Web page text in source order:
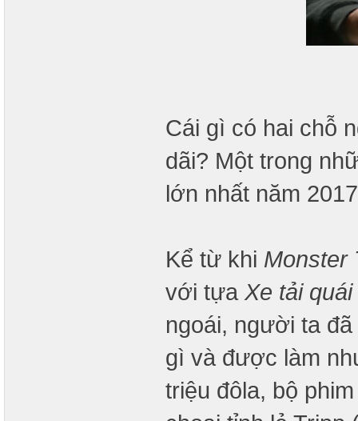
Cái gì có hai chỗ
dãi? Một trong
lớn nhất năm
Kể từ khi Monster
với tựa Xe tải
ngoái, người ta
gì và được làm
triệu đôla, bộ